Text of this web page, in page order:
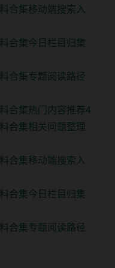
合集移动端搜索入
合集今日栏目归集
合集专题阅读路径
合集热门内容推荐4
合集相关问题整理
合集移动端搜索入
合集今日栏目归集
合集专题阅读路径